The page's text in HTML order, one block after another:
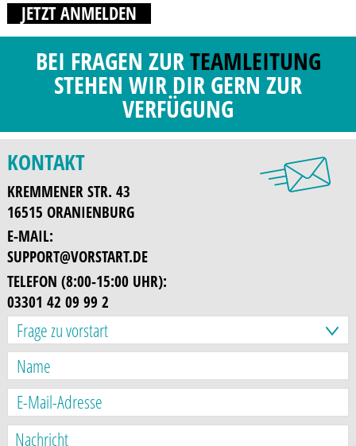
JETZT ANMELDEN
BEI FRAGEN ZURTEAMLEITUNG
STEHEN WIR DIR GERN ZUR
VERFÜGUNG
KONTAKT
KREMMENER STR. 43
16515 ORANIENBURG
E-MAIL:
SUPPORT@VORSTART.DE
TELEFON (8:00-15:00 UHR):
03301 42 09 99 2